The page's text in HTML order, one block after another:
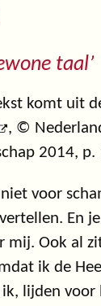
taal’
komt uit
, ©
2014, p.
voor
En
mij. Ook al
ik de
lijden voor